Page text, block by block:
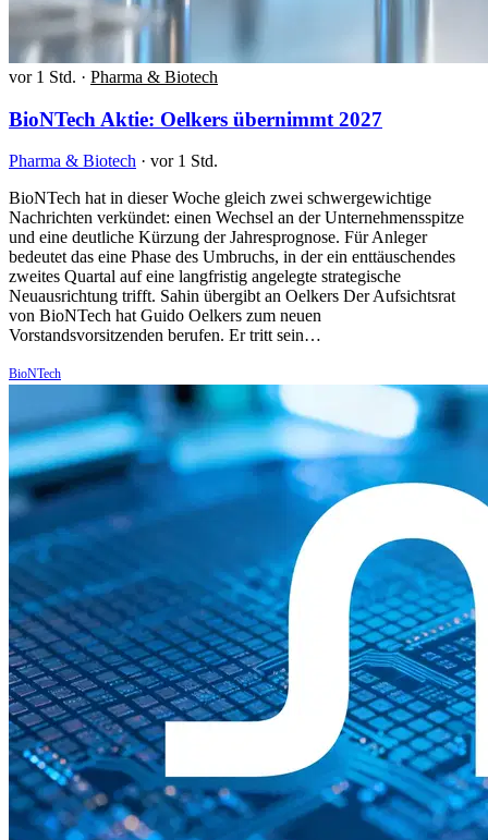
vor 1 Std. · Pharma & Biotech
BioNTech Aktie: Oelkers übernimmt 2027
Pharma & Biotech · vor 1 Std.
BioNTech hat in dieser Woche gleich zwei schwergewichtige
Nachrichten verkündet: einen Wechsel an der Unternehmensspitze
und eine deutliche Kürzung der Jahresprognose. Für Anleger
bedeutet das eine Phase des Umbruchs, in der ein enttäuschendes
zweites Quartal auf eine langfristig angelegte strategische
Neuausrichtung trifft. Sahin übergibt an Oelkers Der Aufsichtsrat
von BioNTech hat Guido Oelkers zum neuen
Vorstandsvorsitzenden berufen. Er tritt sein…
BioNTech